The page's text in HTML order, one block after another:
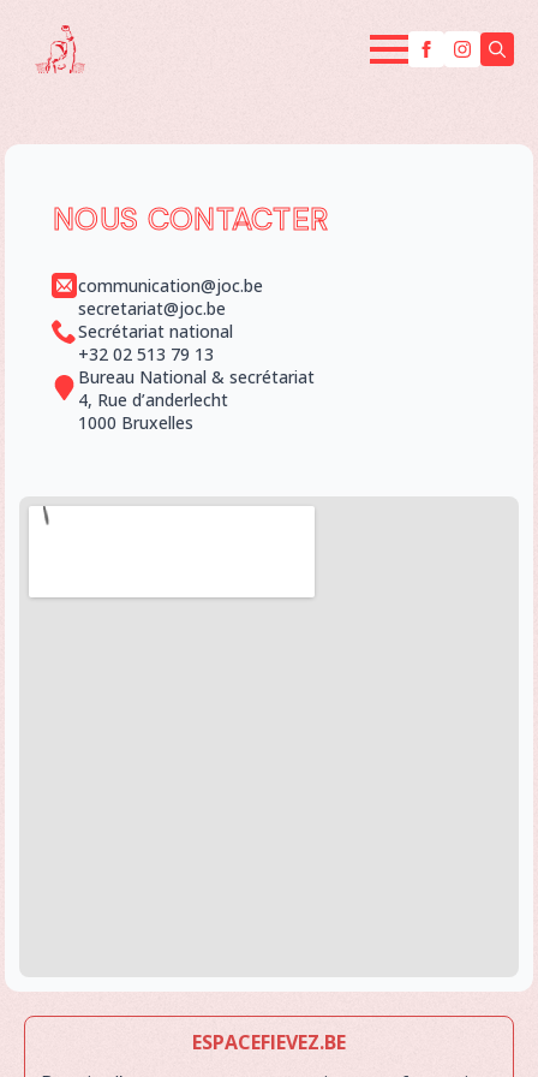
NOUS CONTACTER
communication@joc.be
secretariat@joc.be
Secrétariat national
+32 02 513 79 13
Bureau National & secrétariat
4, Rue d’anderlecht
1000 Bruxelles
ESPACEFIEVEZ.BE